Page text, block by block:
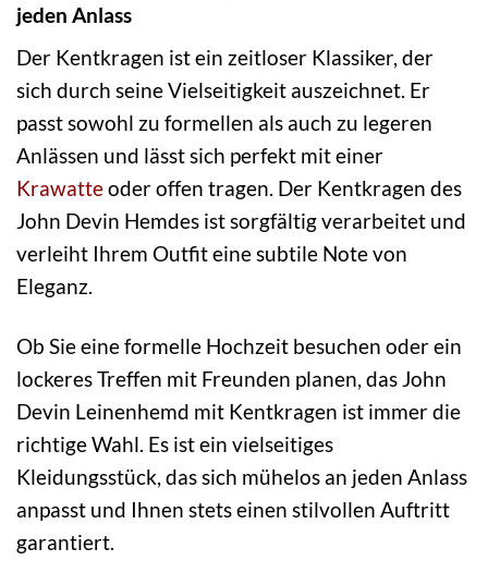
jeden Anlass
Der Kentkragen ist ein zeitloser Klassiker, der
sich durch seine Vielseitigkeit auszeichnet. Er
passt sowohl zu formellen als auch zu legeren
Anlässen und lässt sich perfekt mit einer
Krawatteoder offen tragen. Der Kentkragen des
John Devin Hemdes ist sorgfältig verarbeitet und
verleiht Ihrem Outfit eine subtile Note von
Eleganz.
Ob Sie eine formelle Hochzeit besuchen oder ein
lockeres Treffen mit Freunden planen, das John
Devin Leinenhemd mit Kentkragen ist immer die
richtige Wahl. Es ist ein vielseitiges
Kleidungsstück, das sich mühelos an jeden Anlass
anpasst und Ihnen stets einen stilvollen Auftritt
garantiert.